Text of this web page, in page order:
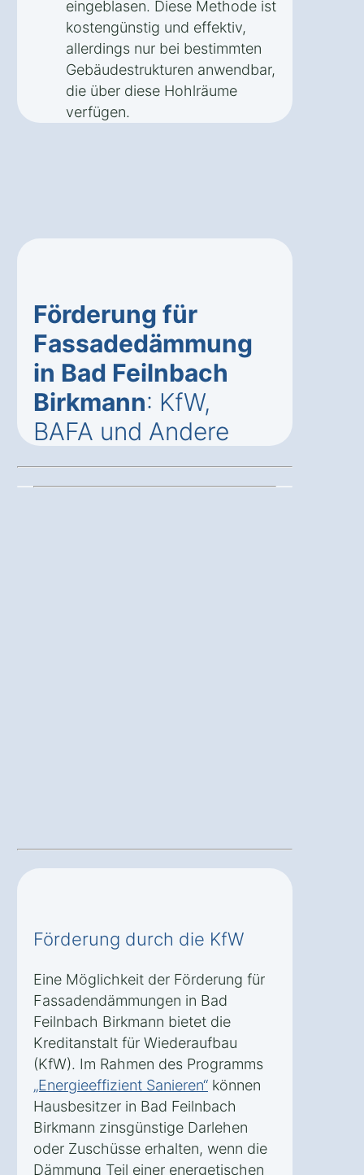
eingeblasen. Diese Methode ist
kostengünstig und effektiv,
allerdings nur bei bestimmten
Gebäudestrukturen anwendbar,
die über diese Hohlräume
verfügen.
Förderung für
Fassadedämmung
in Bad Feilnbach
Birkmann: KfW,
BAFA und Andere
Förderung durch die KfW
Eine Möglichkeit der Förderung für
Fassadendämmungen in Bad
Feilnbach Birkmann bietet die
Kreditanstalt für Wiederaufbau
(KfW). Im Rahmen des Programms
„Energieeffizient Sanieren“ können
Hausbesitzer in Bad Feilnbach
Birkmann zinsgünstige Darlehen
oder Zuschüsse erhalten, wenn die
Dämmung Teil einer energetischen